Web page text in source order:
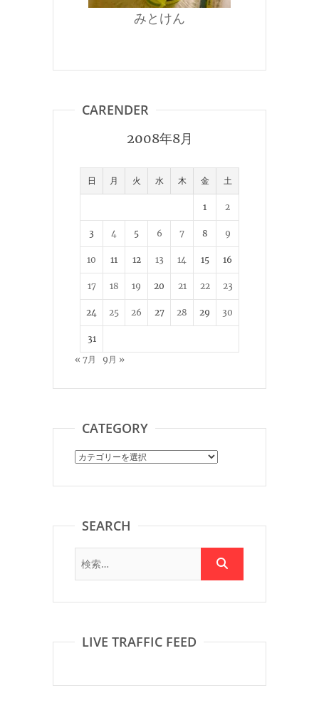
みとけん
CARENDER
2008年8月
日 月 火 水 木 金 土
1 2
3 4 5 6 7 8 9
10 11 12 13 14 15 16
17 18 19 20 21 22 23
24 25 26 27 28 29 30
31
« 7月
9月 »
CATEGORY
Category
SEARCH
LIVE TRAFFIC FEED